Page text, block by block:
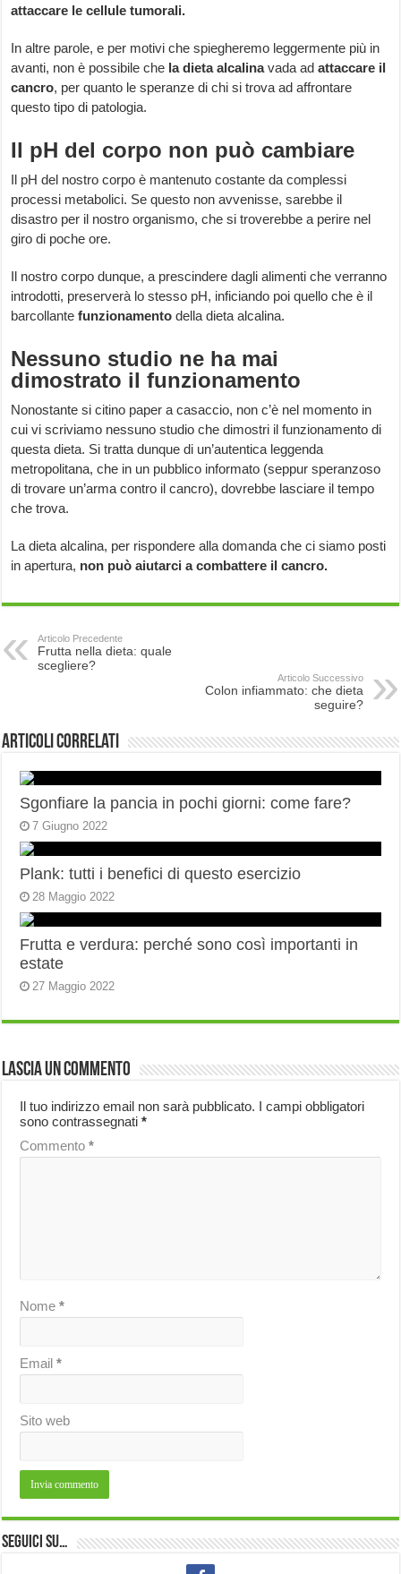
attaccare le cellule tumorali.
In altre parole, e per motivi che spiegheremo leggermente più in
avanti, non è possibile che la dieta alcalinavada adattaccare il
cancro, per quanto le speranze di chi si trova ad affrontare
questo tipo di patologia.
Il pH del corpo non può cambiare
Il pH del nostro corpo è mantenuto costante da complessi
processi metabolici. Se questo non avvenisse, sarebbe il
disastro per il nostro organismo, che si troverebbe a perire nel
giro di poche ore.
Il nostro corpo dunque, a prescindere dagli alimenti che verranno
introdotti, preserverà lo stesso pH, inficiando poi quello che è il
barcollante funzionamento della dieta alcalina.
Nessuno studio ne ha mai
dimostrato il funzionamento
Nonostante si citino paper a casaccio, non c’è nel momento in
cui vi scriviamo nessuno studio che dimostri il funzionamento di
questa dieta. Si tratta dunque di un’autentica leggenda
metropolitana, che in un pubblico informato (seppur speranzoso
di trovare un’arma contro il cancro), dovrebbe lasciare il tempo
che trova.
La dieta alcalina, per rispondere alla domanda che ci siamo posti
in apertura, non può aiutarci a combattere il cancro.
Articolo Precedente
Frutta nella dieta: quale
scegliere?
Articolo Successivo
Colon infiammato: che dieta
seguire?
Articoli correlati
Sgonfiare la pancia in pochi giorni: come fare?
7 Giugno 2022
Plank: tutti i benefici di questo esercizio
28 Maggio 2022
Frutta e verdura: perché sono così importanti in
estate
27 Maggio 2022
Lascia un commento
Il tuo indirizzo email non sarà pubblicato. I campi obbligatori
sono contrassegnati*
Commento*
Nome*
Email*
Sito web
Seguici su…